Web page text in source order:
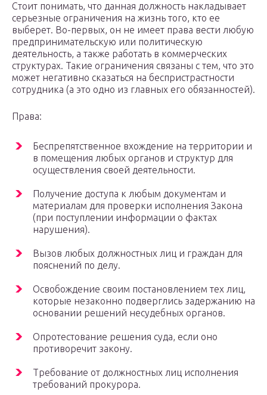
Стоит понимать, что данная должность накладывает
серьезные ограничения на жизнь того, кто ее
выберет. Во-первых, он не имеет права вести любую
предпринимательскую или политическую
деятельность, а также работать в коммерческих
структурах. Такие ограничения связаны с тем, что это
может негативно сказаться на беспристрастности
сотрудника (а это одно из главных его обязанностей).
Права:
Беспрепятственное вхождение на территории и
в помещения любых органов и структур для
осуществления своей деятельности.
Получение доступа к любым документам и
материалам для проверки исполнения Закона
(при поступлении информации о фактах
нарушения).
Вызов любых должностных лиц и граждан для
пояснений по делу.
Освобождение своим постановлением тех лиц,
которые незаконно подверглись задержанию на
основании решений несудебных органов.
Опротестование решения суда, если оно
противоречит закону.
Требование от должностных лиц исполнения
требований прокурора.